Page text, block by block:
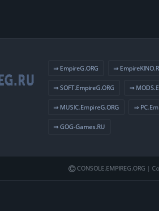
⇒ EmpireG.ORG ⇒
⇒ SOFT.EmpireG.ORG ⇒
⇒ MUSIC.EmpireG.ORG ⇒
⇒ GOG-Games.RU
CONSOLE.EMPIREG.ORG |